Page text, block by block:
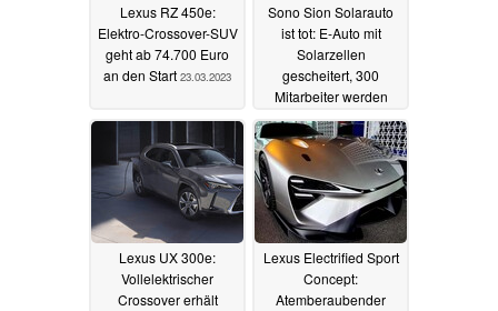
Lexus RZ 450e:
Elektro-Crossover-SUV
geht ab 74.700 Euro
an den Start 23.03.2023
Sono Sion Solarauto
ist tot: E-Auto mit
Solarzellen
gescheitert, 300
Mitarbeiter werden
entlassen25.02.2023
Lexus UX 300e:
Vollelektrischer
Crossover erhält
Lexus Electrified Sport
Concept:
Atemberaubender